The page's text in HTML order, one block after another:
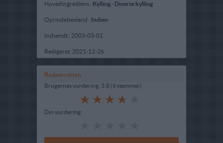
Hovedingrediens : Kylling - Diverse kylling
Oprindelsesland : Indien
Indsendt : 2003-03-01
Redigeret: 2021-12-26
Bedøm retten
Brugernes vurdering: 3.8 (6 stemmer)
Din vurdering: